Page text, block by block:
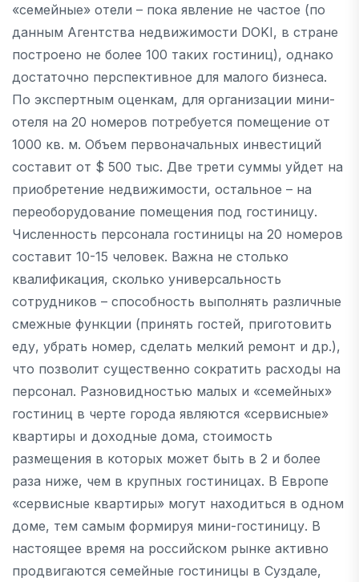
«семейные» отели – пока явление не частое (по
данным Агентства недвижимости DOKI, в стране
построено не более 100 таких гостиниц), однако
достаточно перспективное для малого бизнеса.
По экспертным оценкам, для организации мини-
отеля на 20 номеров потребуется помещение от
1000 кв. м. Объем первоначальных инвестиций
составит от $ 500 тыс. Две трети суммы уйдет на
приобретение недвижимости, остальное – на
переоборудование помещения под гостиницу.
Численность персонала гостиницы на 20 номеров
составит 10-15 человек. Важна не столько
квалификация, сколько универсальность
сотрудников – способность выполнять различные
смежные функции (принять гостей, приготовить
еду, убрать номер, сделать мелкий ремонт и др.),
что позволит существенно сократить расходы на
персонал. Разновидностью малых и «семейных»
гостиниц в черте города являются «сервисные»
квартиры и доходные дома, стоимость
размещения в которых может быть в 2 и более
раза ниже, чем в крупных гостиницах. В Европе
«сервисные квартиры» могут находиться в одном
доме, тем самым формируя мини-гостиницу. В
настоящее время на российском рынке активно
продвигаются семейные гостиницы в Суздале,